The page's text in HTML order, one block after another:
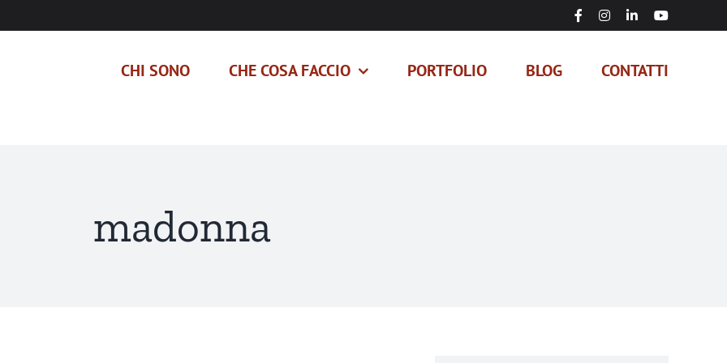
FacebookInstagram
LinkedInYouTube
CHI SONO CHE COSA FACCIO PORTFOLIO BLOG CONTATTI
madonna